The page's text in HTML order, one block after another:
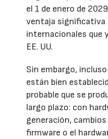
el 1 de enero de
ventaja significativa
internacionales que
EE. UU.
Sin embargo,
están bien
probable que se
largo plazo: con
generación,
firmware o el